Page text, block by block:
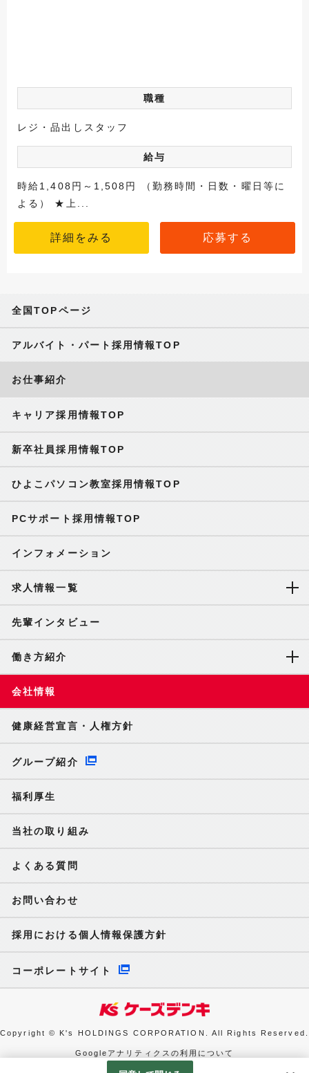
職種
レジ・品出しスタッフ
給与
時給1,408円～1,508円 （勤務時間・日数・曜日等に
よる） ★上...
詳細をみる 応募する
全国TOPページ
アルバイト・パート採用情報TOP
お仕事紹介
キャリア採用情報TOP
新卒社員採用情報TOP
ひよこパソコン教室採用情報TOP
PCサポート採用情報TOP
インフォメーション
求人情報一覧
先輩インタビュー
働き方紹介
会社情報
健康経営宣言・人権方針
グループ紹介
福利厚生
当社の取り組み
よくある質問
お問い合わせ
採用における個人情報保護方針
コーポレートサイト
Copyright © K's HOLDINGS CORPORATION. All Rights Reserved.
Googleアナリティクスの利用について